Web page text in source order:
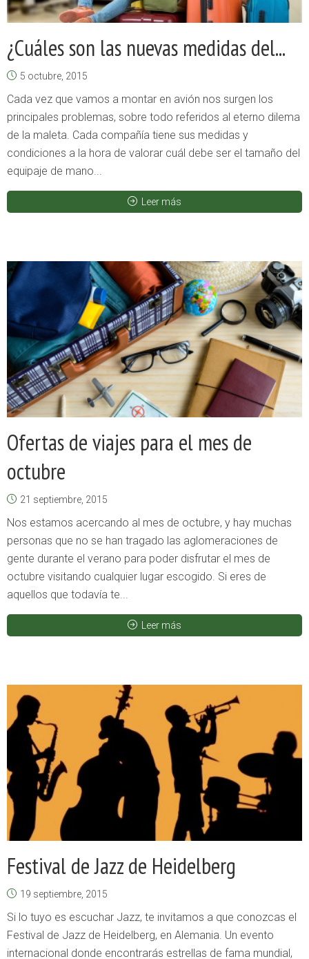
¿Cuáles son las nuevas medidas del...
5 octubre, 2015
Cada vez que vamos a montar en avión nos surgen los
principales problemas, sobre todo referidos al eterno dilema
de la maleta. Cada compañía tiene sus medidas y
condiciones a la hora de valorar cuál debe ser el tamaño del
equipaje de mano...
Leer más
Ofertas de viajes para el mes de
octubre
21 septiembre, 2015
Nos estamos acercando al mes de octubre, y hay muchas
personas que no se han tragado las aglomeraciones de
gente durante el verano para poder disfrutar el mes de
octubre visitando cualquier lugar escogido. Si eres de
aquellos que todavía te...
Leer más
Festival de Jazz de Heidelberg
19 septiembre, 2015
Si lo tuyo es escuchar Jazz, te invitamos a que conozcas el
Festival de Jazz de Heidelberg, en Alemania. Un evento
internacional donde encontrarás estrellas de fama mundial,